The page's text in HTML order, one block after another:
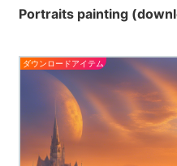
Portraits painting
ダウンロードアイテム